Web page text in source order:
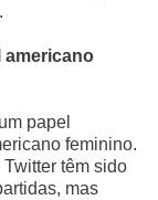
americano
papel
feminino.
têm sido
mas